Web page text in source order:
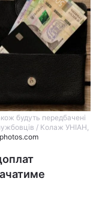
будуть передбачені
/ Колаж УНІАН,